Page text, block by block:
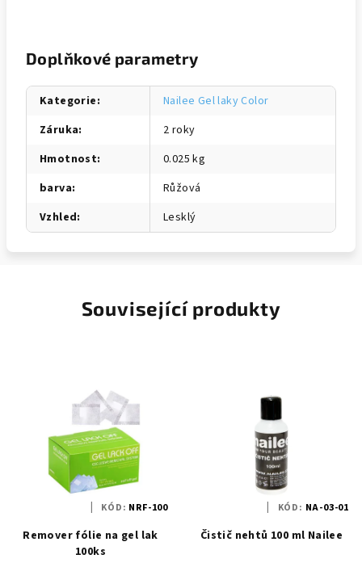
Doplňkové parametry
Kategorie:
Nailee Gel laky Color
Záruka:
2 roky
Hmotnost:
0.025 kg
barva:
Růžová
Vzhled: Lesklý
Související produkty
Remover fólie na gel lak
100ks
KÓD: NRF-100
Čistič nehtů 100 ml Nailee
KÓD: NA-03-01